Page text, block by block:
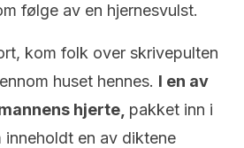
følge av en hjernesvulst.
kom folk over skrivepulten
huset hennes. I en av
hjerte, pakket inn i
en av diktene